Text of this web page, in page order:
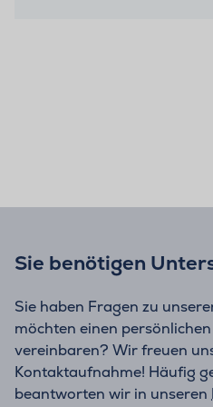
Sie benötigen
Sie haben Fragen zu
möchten einen
vereinbaren? Wir freuen
Kontaktaufnahme! Häufig
beantworten wir in unseren